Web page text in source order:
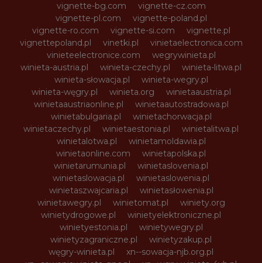
vignette-bg.com
vignette-cz.com
vignette-pl.com
vignette-poland.pl
vignette-ro.com
vignette-si.com
vignette.pl
vignettepoland.pl
vinetki.pl
vinietaelectronica.com
vinieteelectronice.com
wegrywinieta.pl
winieta-austria.pl
winieta-czechy.pl
winieta-litwa.pl
winieta-słowacja.pl
winieta-wegry.pl
winieta-węgry.pl
winieta.org
winietaaustria.pl
winietaaustriaonline.pl
winietaautostradowa.pl
winietabulgaria.pl
winietachorwacja.pl
winietaczechy.pl
winietaestonia.pl
winietalitwa.pl
winietalotwa.pl
winietamoldawia.pl
winietaonline.com
winietapolska.pl
winietarumunia.pl
winietaslovenia.pl
winietaslowacja.pl
winietaslowenia.pl
winietaszwajcaria.pl
winietasłowenia.pl
winietawegry.pl
winietomat.pl
winiety.org
winietydrogowe.pl
winietyelektroniczne.pl
winietyestonia.pl
winietywegry.pl
winietyzagraniczne.pl
winietyzakup.pl
węgry-winieta.pl
xn--sowacja-njb.org.pl